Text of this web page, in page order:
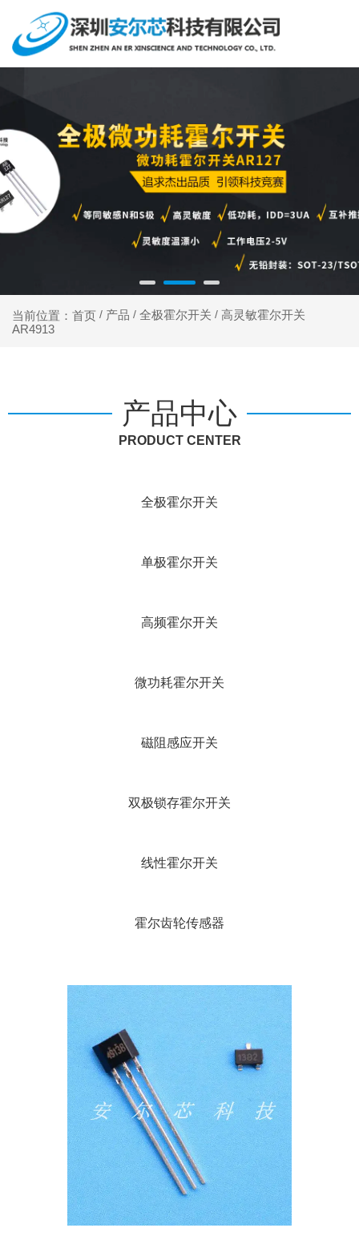
当前位置：首页 / 产品 / 全极霍尔开关 / 高灵敏霍尔开关
AR4913
产品中心
PRODUCT CENTER
全极霍尔开关
单极霍尔开关
高频霍尔开关
微功耗霍尔开关
磁阻感应开关
双极锁存霍尔开关
线性霍尔开关
霍尔齿轮传感器